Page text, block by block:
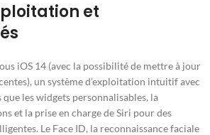
et
iOS 14 (avec la possibilité de mettre à jour
un système d’exploitation intuitif avec
les widgets personnalisables, la
et la prise en charge de Siri pour des
Le Face ID, la reconnaissance faciale